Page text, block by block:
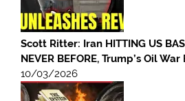
Scott Ritter: Iran HITTING US
NEVER BEFORE, Trump’s Oil
10/03/2026